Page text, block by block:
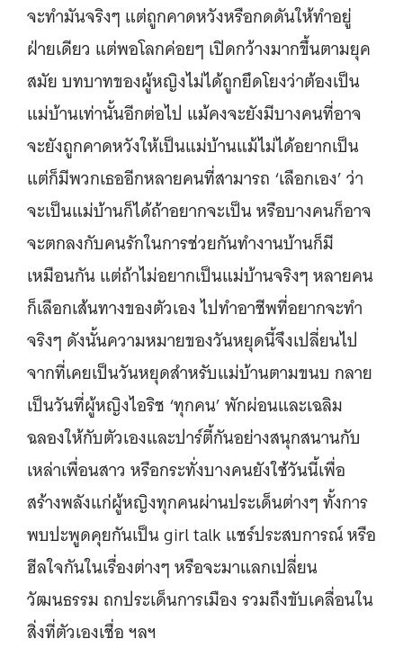
จะทำมันจริงๆ แต่ถูกคาดหวังหรือกดดันให้ทำอยู่
ฝ่ายเดียว แต่พอโลกค่อยๆ เปิดกว้างมากขึ้นตามยุค
สมัย บทบาทของผู้หญิงไม่ได้ถูกยึดโยงว่าต้องเป็น
แม่บ้านเท่านั้นอีกต่อไป แม้คงจะยังมีบางคนที่อาจ
จะยังถูกคาดหวังให้เป็นแม่บ้านแม้ไม่ได้อยากเป็น
แต่ก็มีพวกเธออีกหลายคนที่สามารถ ‘เลือกเอง’ ว่า
จะเป็นแม่บ้านก็ได้ถ้าอยากจะเป็น หรือบางคนก็อาจ
จะตกลงกับคนรักในการช่วยกันทำงานบ้านก็มี
เหมือนกัน แต่ถ้าไม่อยากเป็นแม่บ้านจริงๆ หลายคน
ก็เลือกเส้นทางของตัวเอง ไปทำอาชีพที่อยากจะทำ
จริงๆ ดังนั้นความหมายของวันหยุดนี้จึงเปลี่ยนไป
จากที่เคยเป็นวันหยุดสำหรับแม่บ้านตามขนบ กลาย
เป็นวันที่ผู้หญิงไอริช ‘ทุกคน’ พักผ่อนและเฉลิม
ฉลองให้กับตัวเองและปาร์ตี้กันอย่างสนุกสนานกับ
เหล่าเพื่อนสาว หรือกระทั่งบางคนยังใช้วันนี้เพื่อ
สร้างพลังแก่ผู้หญิงทุกคนผ่านประเด็นต่างๆ ทั้งการ
พบปะพูดคุยกันเป็น girl talk แชร์ประสบการณ์ หรือ
ฮีลใจกันในเรื่องต่างๆ หรือจะมาแลกเปลี่ยน
วัฒนธรรม ถกประเด็นการเมือง รวมถึงขับเคลื่อนใน
สิ่งที่ตัวเองเชื่อ ฯลฯ